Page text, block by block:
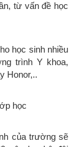
từ vấn đề học
học sinh nhiều
trình Y khoa,
Honor,..
học
của trường sẽ